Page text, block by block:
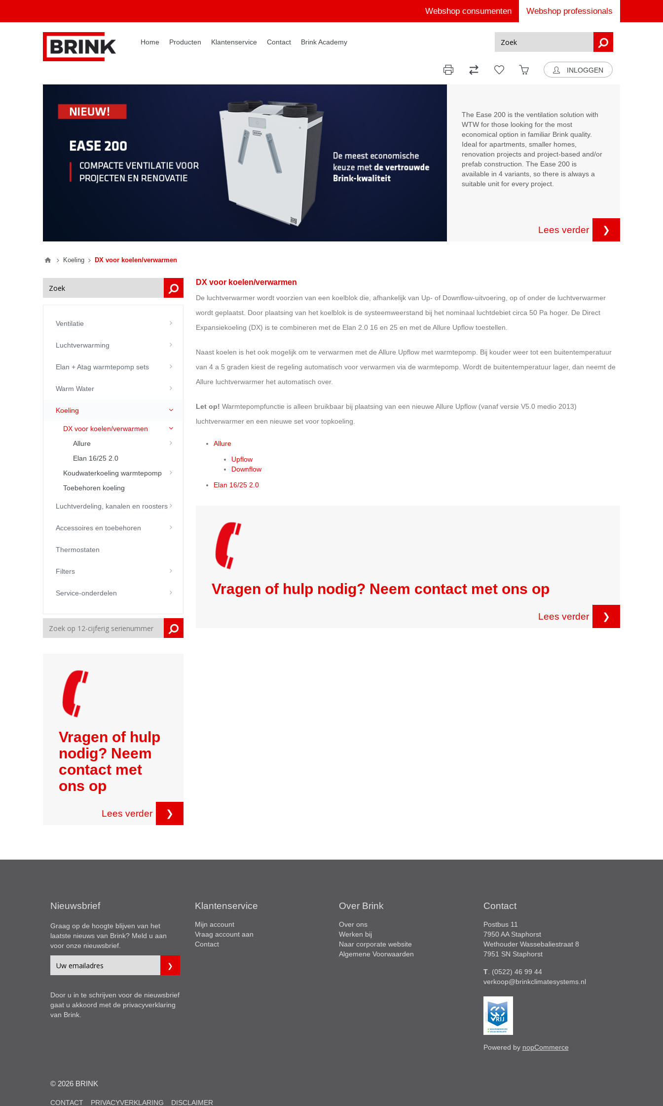
Webshop consumenten Webshop professionals
Home Producten Klantenservice Contact Brink Academy
INLOGGEN
The Ease 200 is the ventilation solution with
WTW for those looking for the most
economical option in familiar Brink quality.
Ideal for apartments, smaller homes,
renovation projects and project-based and/or
prefab construction. The Ease 200 is
available in 4 variants, so there is always a
suitable unit for every project.
Lees verder ❯
Koeling DX voor koelen/verwarmen
DX voor koelen/verwarmen
De luchtverwarmer wordt voorzien van een koelblok die, afhankelijk van Up- of Downflow-uitvoering, op of onder de luchtverwarmer
wordt geplaatst. Door plaatsing van het koelblok is de systeemweerstand bij het nominaal luchtdebiet circa 50 Pa hoger. De Direct
Expansiekoelin​g (DX) is te combineren met de Elan 2.0 16 en 25 en met de Allure Upflow toestellen.
Naast koelen is het ook mogelijk om te verwarmen met de Allure Upflow met warmtepomp. Bij kouder weer tot een buitentemperatuur
van 4 a 5 graden kiest de regeling automatisch voor verwarmen via de warmtepomp. Wordt de buitentemperatuur lager, dan neemt de
Allure luchtverwarmer het automatisch over.
Let op! Warmtepompfunctie is alleen bruikbaar bij plaatsing van een nieuwe Allure Upflow (vanaf versie V5.0 medio 2013)
luchtverwarmer en een nieuwe set voor topkoeling.
Allure
Upflow
Downflow
Elan 16/25 2.0
Vragen of hulp nodig? Neem contact met ons op
Lees verder ❯
Ventilatie
Luchtverwarming
Elan + Atag warmtepomp sets
Warm Water
Koeling
DX voor koelen/verwarmen
Allure
Elan 16/25 2.0
Koudwaterkoeling warmtepomp
Toebehoren koeling
Luchtverdeling, kanalen en roosters
Accessoires en toebehoren
Thermostaten
Filters
Service-onderdelen
Vragen of hulp
nodig? Neem
contact met
ons op
Lees verder ❯
Nieuwsbrief
Graag op de hoogte blijven van het
laatste nieuws van Brink? Meld u aan
voor onze nieuwsbrief.
Door u in te schrijven voor de nieuwsbrief
gaat u akkoord met de privacyverklaring
van Brink.
Klantenservice
Mijn account
Vraag account aan
Contact
Over Brink
Over ons
Werken bij
Naar corporate website
Algemene Voorwaarden
Contact
Postbus 11
7950 AA Staphorst
Wethouder Wassebaliestraat 8
7951 SN Staphorst
T. (0522) 46 99 44
verkoop@brinkclimatesystems.nl
Powered by nopCommerce
© 2026 BRINK
CONTACT PRIVACYVERKLARING DISCLAIMER